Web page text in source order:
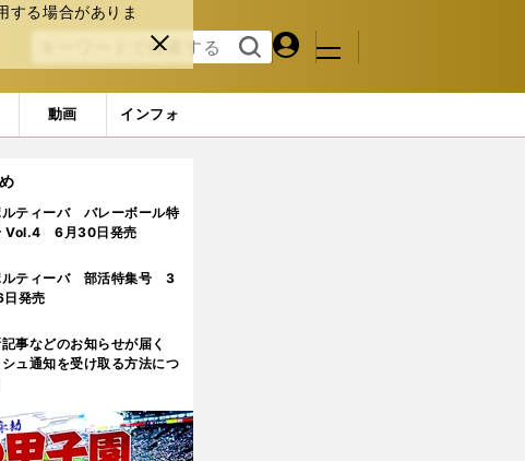
する場合がありま
閉じ
る
検索
る
マイペ
ジ
メニュ
動画 インフォ
る不安要素
ルティーバ バレーボール特
Vol.4 6月30日発売
ルティーバ 部活特集号 3
日発売
記事などのお知らせが届く
シュ通知を受け取る方法につ